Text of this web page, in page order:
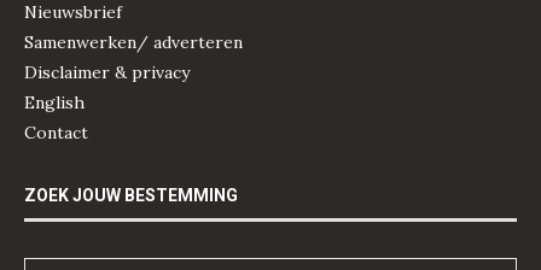
Nieuwsbrief
Samenwerken/ adverteren
Disclaimer & privacy
English
Contact
ZOEK JOUW BESTEMMING